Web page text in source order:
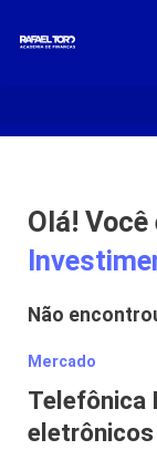
Olá!
Não
Mercado
Telefônica